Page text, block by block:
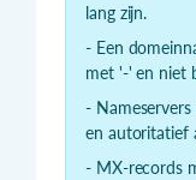
lang zijn.
- Een
met '-' en niet
-
en autoritatief
- MX-records